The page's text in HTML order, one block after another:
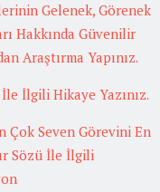
Gelenek, Görenek
Hakkında Güvenilir
Araştırma Yapınız.
İlgili Hikaye Yazınız.
Çok Seven Görevini En
Sözü İle İlgili